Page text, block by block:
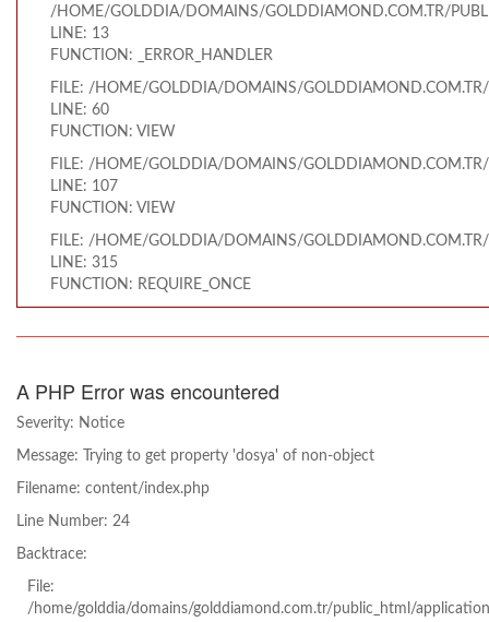
/HOME/GOLDDIA/DOMAINS/GOLDDIAMOND.COM.TR/
LINE: 13
FUNCTION: _ERROR_HANDLER
FILE: /HOME/GOLDDIA/DOMAINS/
LINE: 60
FUNCTION: VIEW
FILE: /HOME/GOLDDIA/DOMAINS/GOLDDIAMOND.COM.TR/
LINE: 107
FUNCTION: VIEW
FILE: /HOME/GOLDDIA/DOMAINS/
LINE: 315
FUNCTION: REQUIRE_ONCE
A PHP Error was encountered
Severity: Notice
Message: Trying to get property 'dosya' of non-object
Filename: content/index.php
Line Number: 24
Backtrace:
File:
/home/golddia/domains/golddiamond.com.tr/public_html/